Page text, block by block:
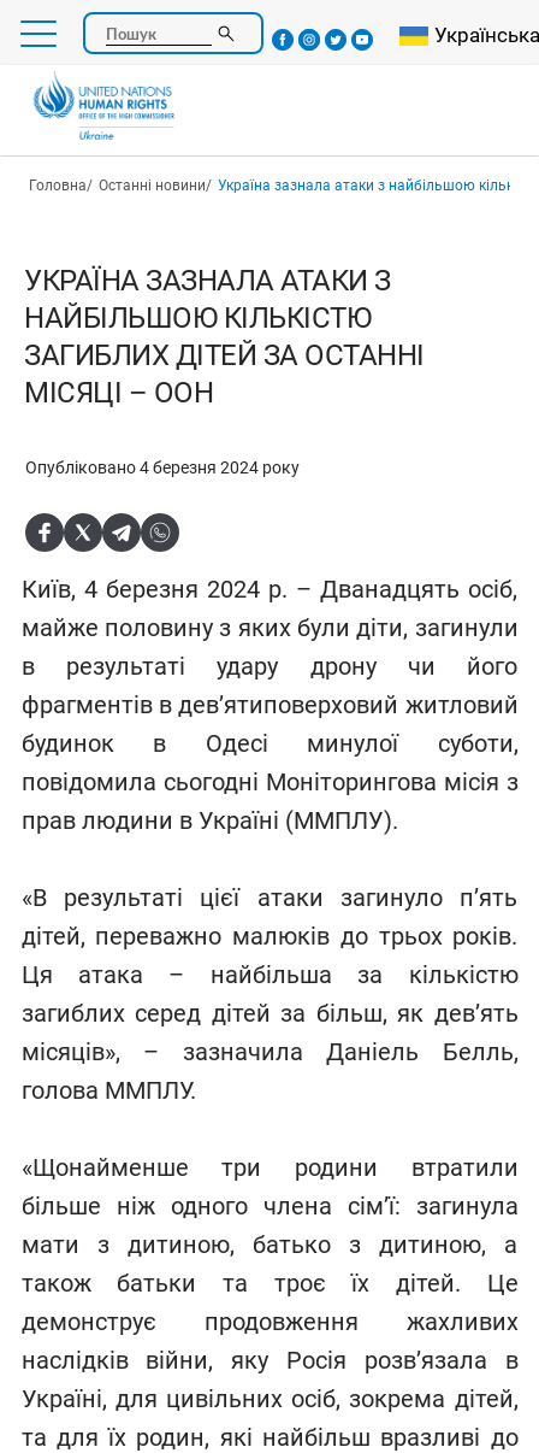
Перейти
основного
Пошук Select your
Українська
Рядок навіґації
Головна Останні новини Україна зазнала атаки з найбільшою кількістю загиблих
УКРАЇНА ЗАЗНАЛА АТАКИ З
НАЙБІЛЬШОЮ КІЛЬКІСТЮ
ЗАГИБЛИХ ДІТЕЙ ЗА ОСТАННІ
МІСЯЦІ – ООН
Опубліковано 4 березня 2024 року
Київ, 4 березня 2024 р. – Дванадцять осіб,
майже половину з яких були діти, загинули
в результаті удару дрону чи його
фрагментів в дев’ятиповерховий житловий
будинок в Одесі минулої суботи,
повідомила сьогодні Моніторингова місія з
прав людини в Україні (ММПЛУ).
«В результаті цієї атаки загинуло п’ять
дітей, переважно малюків до трьох років.
Ця атака – найбільша за кількістю
загиблих серед дітей за більш, як дев’ять
місяців», – зазначила Даніель Белль,
голова ММПЛУ.
«Щонайменше три родини втратили
більше ніж одного члена сім’ї: загинула
мати з дитиною, батько з дитиною, а
також батьки та троє їх дітей. Це
демонструє продовження жахливих
наслідків війни, яку Росія розв’язала в
Україні, для цивільних осіб, зокрема дітей,
та для їх родин, які найбільш вразливі до